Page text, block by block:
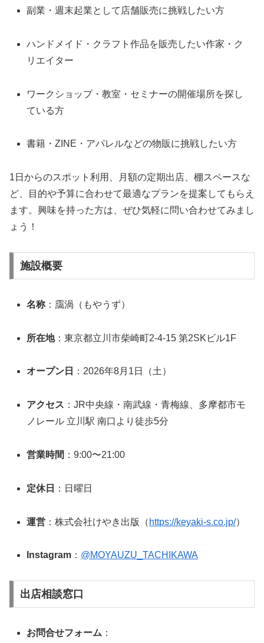
副業・週末起業として店舗販売に挑戦したい方
ハンドメイド・クラフト作品を販売したい作家・ク
リエイター
ワークショップ・教室・セミナーの開催場所を探し
ている方
書籍・ZINE・アパレルなどの物販に挑戦したい方
1日からのスポット利用、月額の定期出店、棚スペースな
ど、目的や予算に合わせて最適なプランを提案してもらえ
ます。興味を持った方は、ぜひ気軽に問い合わせてみまし
ょう！
施設概要
名称 ：靄渦（もやうず）
所在地：東京都立川市柴崎町2-4-15 第2SKビル1F
オープン日 ：2026年8月1日（土）
アクセス ：JR中央線・南武線・青梅線、多摩都市モ
ノレール 立川駅 南口より徒歩5分
営業時間 ：9:00〜21:00
定休日 ：日曜日
運営 ：株式会社けやき出版（ https://keyaki-s.co.jp/）
Instagram ： @MOYAUZU_TACHIKAWA
出店相談窓口
お問合せフォーム ：